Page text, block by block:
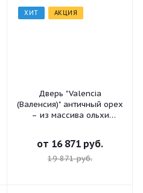
ХИТ АКЦИЯ
Дверь "Valencia
(Валенсия)" античный орех
– из массива ольхи
от 16 871 руб.
19 871 руб.